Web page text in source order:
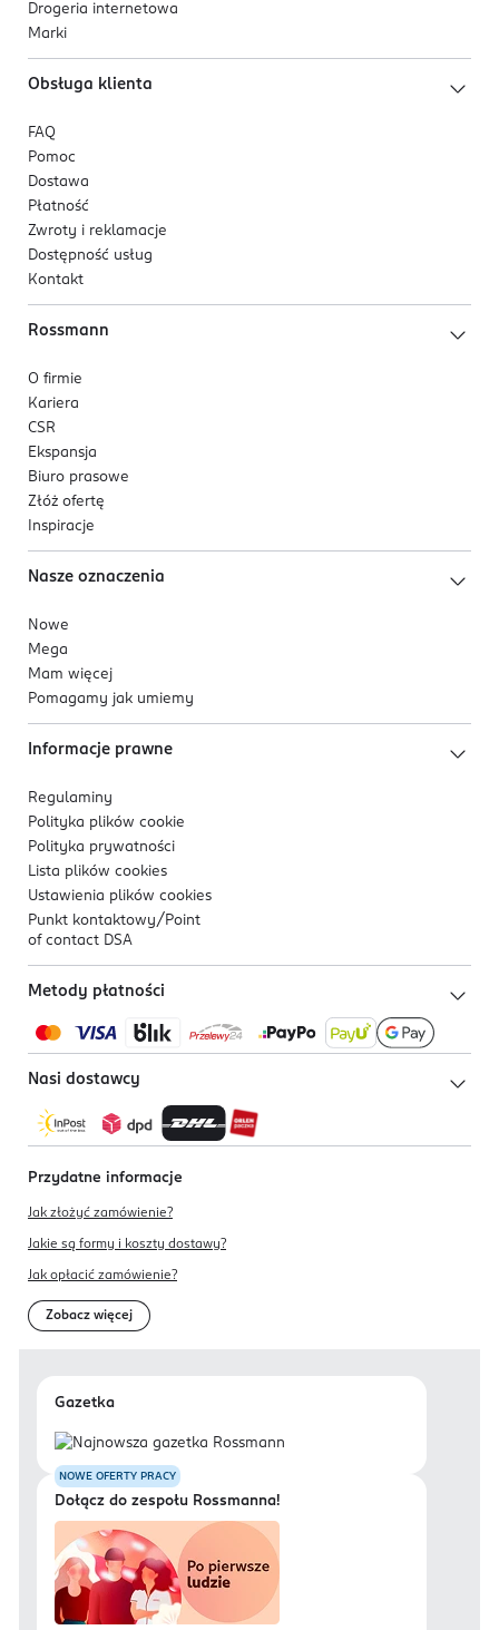
Drogeria internetowa
Marki
Obsługa klienta
FAQ
Pomoc
Dostawa
Płatność
Zwroty i reklamacje
Dostępność usług
Kontakt
Rossmann
O firmie
Kariera
CSR
Ekspansja
Biuro prasowe
Złóż ofertę
Inspiracje
Nasze oznaczenia
Nowe
Mega
Mam więcej
Pomagamy jak umiemy
Informacje prawne
Regulaminy
Polityka plików cookie
Polityka prywatności
Lista plików cookies
Ustawienia plików cookies
Punkt kontaktowy/ Point
of contact DSA
Metody płatności
Nasi dostawcy
Przydatne informacje
Jak złożyć zamówienie?
Jakie są formy i koszty dostawy?
Jak opłacić zamówienie?
Zobacz więcej
Gazetka
NOWE OFERTY PRACY
Dołącz do zespołu Rossmanna!